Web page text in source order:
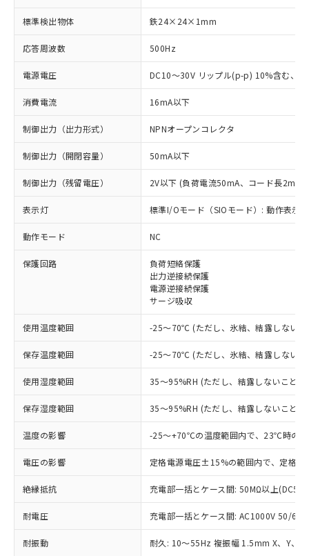
標準検出物体 鉄24×24×1mm
応答周波数 500Hz
電源電圧 DC10～30V リップル(p-p) 10%含む、
消費電流 16mA以下
制御出力（出力形式） NPNオープンコレクタ
制御出力（開閉容量） 50mA以下
制御出力（残留電圧） 2V以下 (負荷電流50mA、コード長2m時)
表示灯 標準I/Oモード（SIOモード）: 動作表示
動作モード NC
保護回路
負荷短絡保護
出力逆接続保護
電源逆接続保護
サージ吸収
使用温度範囲 -25～70℃ (ただし、氷結、結露しないこ
保存温度範囲 -25～70℃ (ただし、氷結、結露しないこ
使用湿度範囲 35～95%RH (ただし、結露しないこと)
保存湿度範囲 35～95%RH (ただし、結露しないこと)
温度の影響 -25～+70℃の温度範囲内で、23℃時の
電圧の影響 定格電源電圧±15%の範囲内で、定格
絶縁抵抗 充電部一括とケース間: 50MΩ以上
耐電圧 充電部一括とケース間: AC1000V 50/
耐振動 耐久: 10～55Hz 複振幅 1.5mm X、Y、Z
ご利用条件
ご利用ください。
本サービスは、当社制御機器事業取扱
商品の当社在庫状況および標準価格
(税抜)を提供させていただくもので
本サービスの対象外となる商品もある
ことをご了承ください。
在庫状況および標準価格照会結果は、
※1 対応状況
対応済み：EU RoHS指令（10物質）の
非含有に対応した製品が提供可能な商品で
す。
有に対応した製品に切り替える予定のある
商品です。
対応予定なし：EU RoHS指令（10物質）の
非含有に非対応の商品で、対応品を出す予
調査・確認中：EU RoHS指令（10物質）の
非含有の対応状況を調査中または確認中の
商品です。
非該当品：ライセンス料など無形物で、有
害物質有無と関係のない商品です。
仕入先様の事情により、非含有部品として
いたものが、含有品と判明した場合などや
※1 中国RoHS○×表
「○」：最大均質材料含有率が中国RoHSの
基準値以下であることを示します。
「×」：最大均質材料含有率が中国RoHSの
基準値を超えていることを示します。
「－」：未確認です。当社販売部門へお問
当社は、これら貴社製品のうち、外国
為替および外国貿易法に定める商品